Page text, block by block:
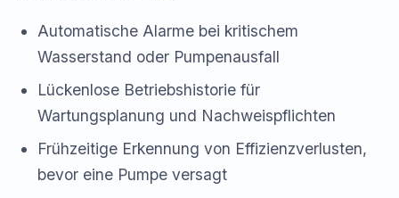
Automatische Alarme bei kritischem
Wasserstand oder Pumpenausfall
Lückenlose Betriebshistorie für
Wartungsplanung und Nachweispflichten
Frühzeitige Erkennung von Effizienzverlusten,
bevor eine Pumpe versagt